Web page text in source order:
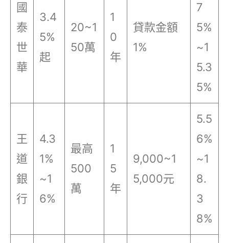
國
泰
世
華
3.4
5%
起
20~1
50萬
1
0
年
貸款金額
1%
7
5%
~1
5.3
5%
王
道
銀
行
4.3
1%
~1
6%
最高
500
萬
1
5
年
9,000~1
5,000元
5.5
6%
~1
8.
3
8%